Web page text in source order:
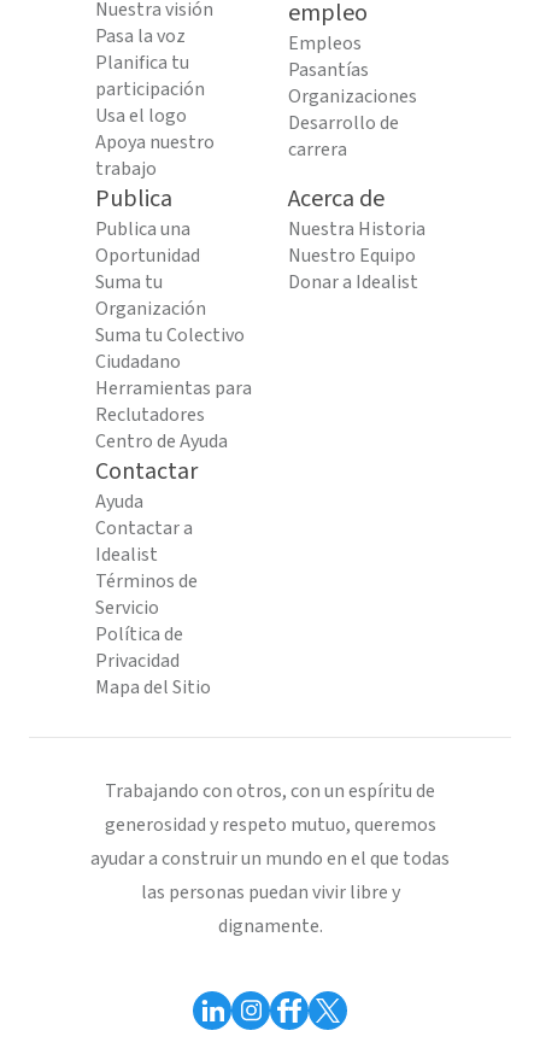
Nuestra visión
Pasa la voz
Planifica tu
participación
Usa el logo
Apoya nuestro
trabajo
empleo
Empleos
Pasantías
Organizaciones
Desarrollo de
carrera
Publica
Publica una
Oportunidad
Suma tu
Organización
Suma tu Colectivo
Ciudadano
Herramientas para
Reclutadores
Centro de Ayuda
Acerca de
Nuestra Historia
Nuestro Equipo
Donar a Idealist
Contactar
Ayuda
Contactar a
Idealist
Términos de
Servicio
Política de
Privacidad
Mapa del Sitio
Trabajando con otros, con un espíritu de
generosidad y respeto mutuo, queremos
ayudar a construir un mundo en el que todas
las personas puedan vivir libre y
dignamente.